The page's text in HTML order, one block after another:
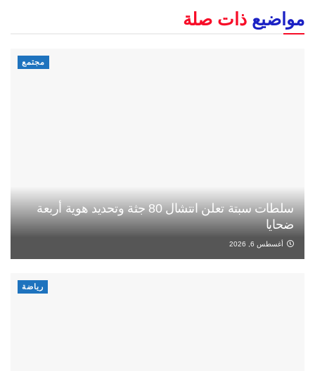
مواضيع ذات صلة
مجتمع
سلطات سبتة تعلن انتشال 80 جثة وتحديد هوية أربعة
ضحايا
أغسطس 6, 2026
رياضة